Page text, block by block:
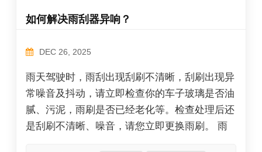
如何解决雨刮器异响？
DEC 26, 2025
雨天驾驶时，雨刮出现刮刷不清晰，刮刷出现异
常噪音及抖动，请立即检查你的车子玻璃是否油
腻、污泥，雨刷是否已经老化等。检查处理后还
是刮刷不清晰、噪音，请您立即更换雨刷。 雨